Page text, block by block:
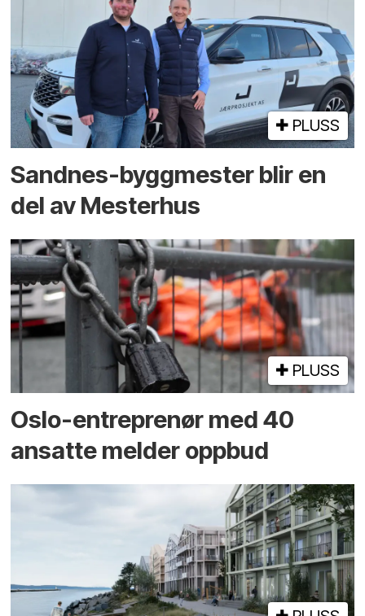
PLUSS
Sandnes-byggmester blir en
del av Mesterhus
PLUSS
Oslo-entreprenør med 40
ansatte melder oppbud